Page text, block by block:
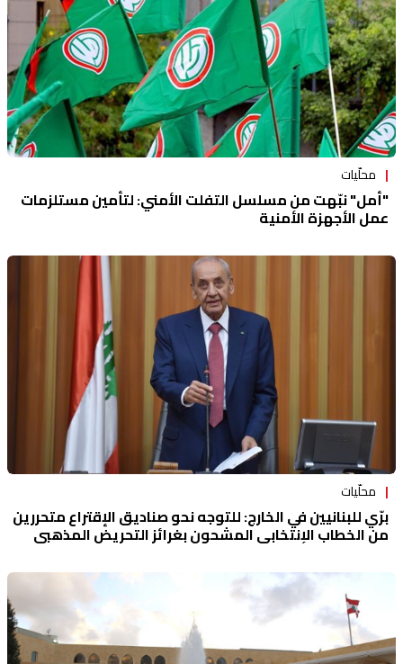
محلّيات
"أمل" نبّهت من مسلسل التفلت الأمني: لتأمين مستلزمات
عمل الأجهزة الأمنية
محلّيات
برّي للبنانيين في الخارج: للتوجه نحو صناديق الإقتراع متحررين
من الخطاب الإنتخابي المشحون بغرائز التحريض المذهبي
والطائفي